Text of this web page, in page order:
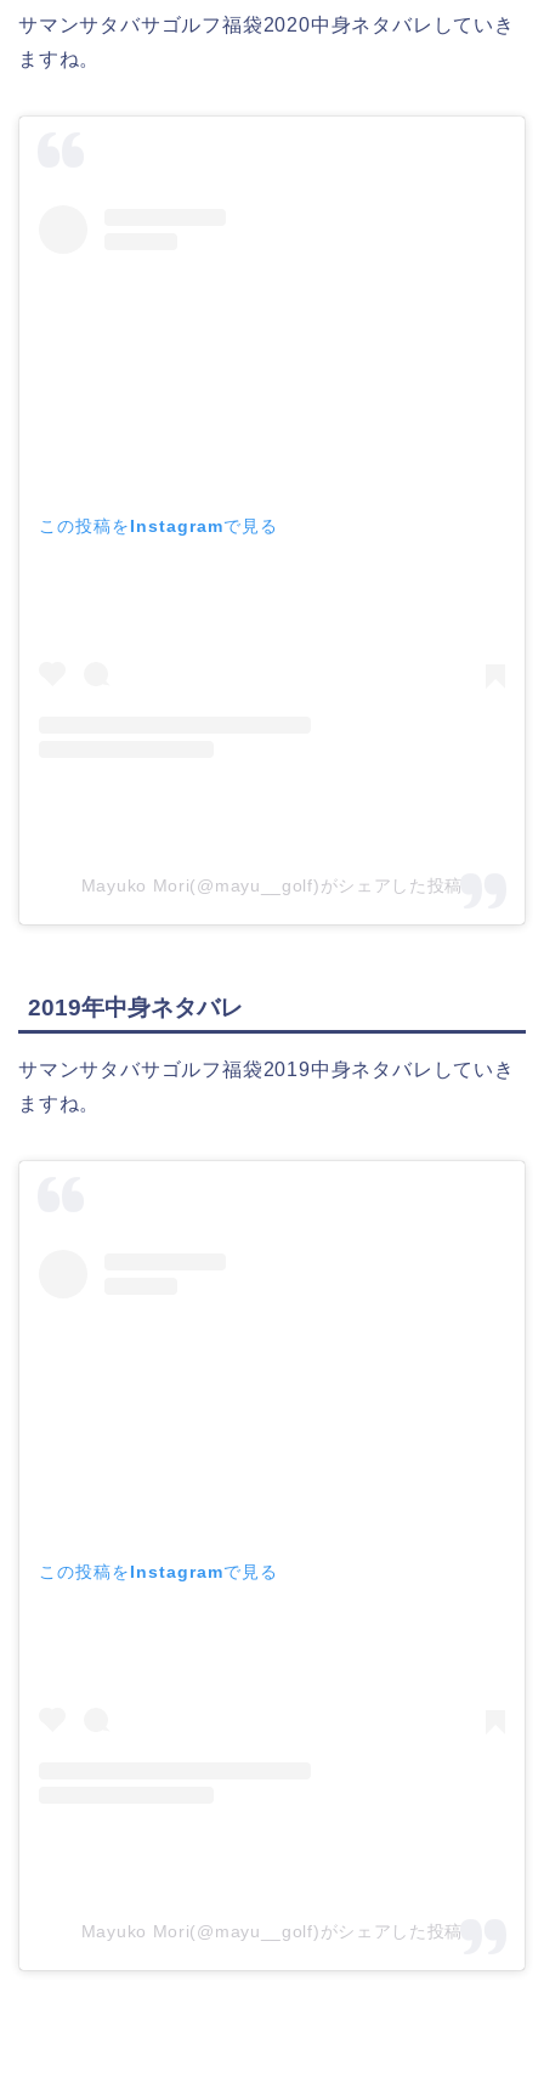
サマンサタバサゴルフ福袋2020中身ネタバレしていき
ますね。
この投稿をInstagramで見る
Mayuko Mori(@mayu__golf)がシェアした投稿
2019年中身ネタバレ
サマンサタバサゴルフ福袋2019中身ネタバレしていき
ますね。
この投稿をInstagramで見る
Mayuko Mori(@mayu__golf)がシェアした投稿